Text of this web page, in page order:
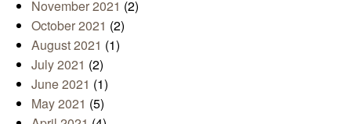
November 2021 (2)
October 2021 (2)
August 2021 (1)
July 2021 (2)
June 2021 (1)
May 2021 (5)